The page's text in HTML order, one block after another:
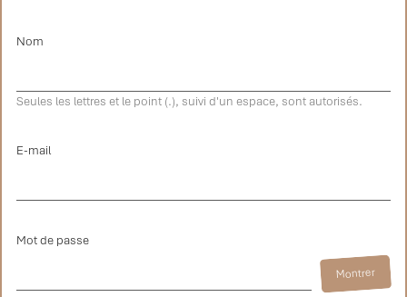
Nom
Seules les lettres et le point (.), suivi d'un espace, sont autorisés.
E-mail
Mot de passe
Montrer